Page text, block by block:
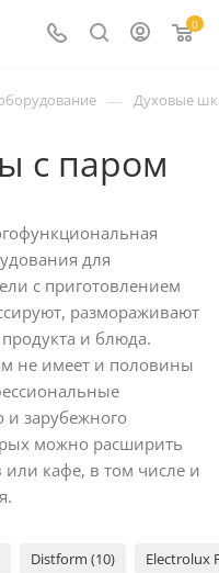
0
— Духовые
с паром
для
с приготовлением
размораживают
и блюда.
не имеет и половины
и зарубежного
можно расширить
или кафе, в том числе и
Distform (10) Electrolux